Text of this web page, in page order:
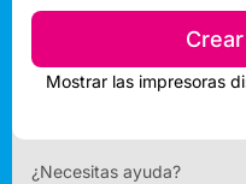
Mostrar las impresoras
¿Necesitas ayuda?